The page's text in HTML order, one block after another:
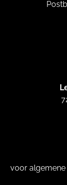
voor algemene